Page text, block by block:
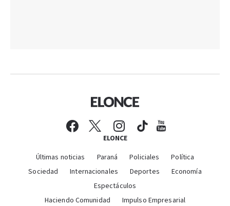
ELONCE
Últimas noticias Paraná Policiales
Política
Sociedad
Internacionales Deportes
Economía
Espectáculos
Haciendo Comunidad
Impulso Empresarial